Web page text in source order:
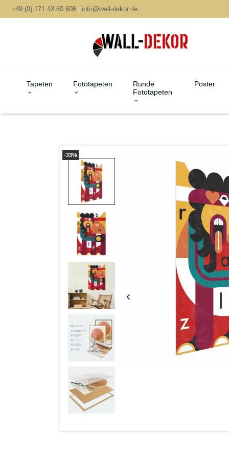
+49 (0) 171 43 60 606 | info@wall-dekor.de
Tapeten Fototapeten
Runde
Fototapeten
Poster
-33%